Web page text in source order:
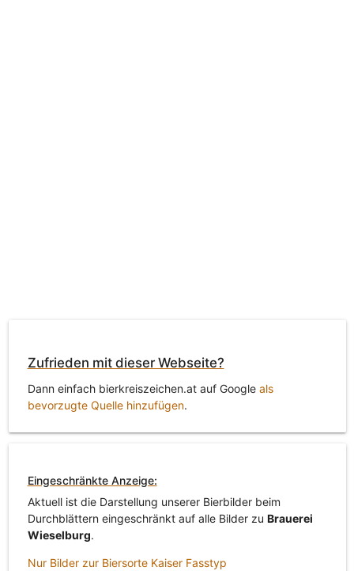
Zufrieden mit dieser Webseite?
Dann einfach bierkreiszeichen.at auf Google als
bevorzugte Quelle hinzufügen.
Eingeschränkte Anzeige:
Aktuell ist die Darstellung unserer Bierbilder beim
Durchblättern eingeschränkt auf alle Bilder zu Brauerei
Wieselburg.
Nur Bilder zur Biersorte Kaiser Fasstyp